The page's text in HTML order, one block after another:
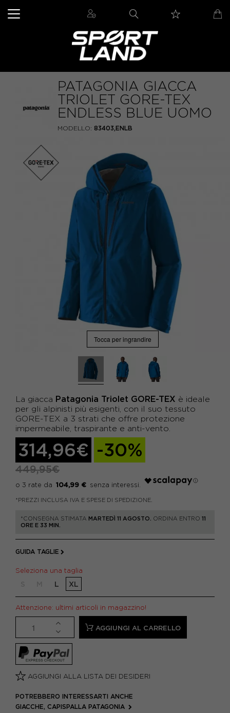
PATAGONIA GIACCA
TRIOLET GORE-TEX
ENDLESS BLUE UOMO
MODELLO: 83403,ENLB
Tocca per ingrandire
La giacca Patagonia Triolet GORE-TEX è ideale
per gli alpinisti più esigenti, con il suo tessuto
GORE-TEX a 3 strati che offre protezione
impermeabile, traspirante e anti-vento.
314,96€ -30%
449,95€
104,99 €
*PREZZI INCLUSA IVA E SPESE DI SPEDIZIONE.
*CONSEGNA STIMATA MARTEDÌ 11 AGOSTO. ORDINA ENTRO 11
ORE E 33 MIN.
GUIDA TAGLIE
Seleziona una taglia
L XL
Attenzione: ultimi articoli in magazzino!
AGGIUNGI AL CARRELLO
AGGIUNGI ALLA LISTA DEI DESIDERI
POTREBBERO INTERESSARTI ANCHE
GIACCHE, CAPISPALLA PATAGONIA